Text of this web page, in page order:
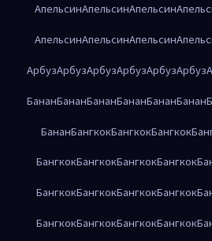
АпельсинАпельсинАпельсин
АпельсинАпельсинАпельсин
АрбузАрбузАрбузАрбузАрбузАрбуз
БананБананБананБананБананБанан
БананБангкокБангкокБангкок
БангкокБангкокБангкокБангкок
БангкокБангкокБангкокБангкок
БангкокБангкокБангкокБангкок